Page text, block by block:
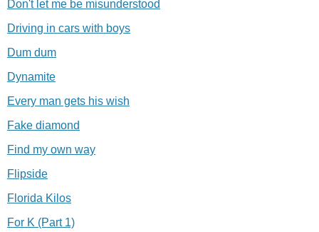
Don't let me be misunderstood
Driving in cars with boys
Dum dum
Dynamite
Every man gets his wish
Fake diamond
Find my own way
Flipside
Florida Kilos
For K (Part 1)